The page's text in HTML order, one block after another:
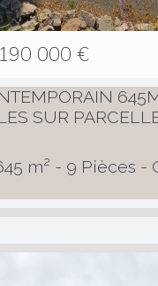
000 €
SUR
m² - 9 Pièces -